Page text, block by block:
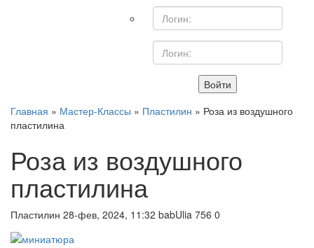
Войти
Главная » Мастер-Классы » Пластилин » Роза из воздушного
пластилина
Роза из воздушного
пластилина
Пластилин 28-фев, 2024, 11:32 babUlia 756 0